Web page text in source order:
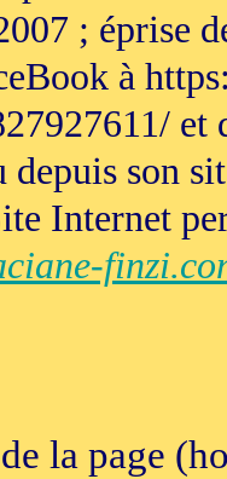
; éprise
à
et
depuis son
Internet
la page